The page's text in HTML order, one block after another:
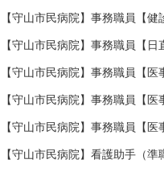
【守山市民病院】事務職員【
【守山市民病院】事務職員【
【守山市民病院】事務職員【
【守山市民病院】事務職員【
【守山市民病院】事務職員【
【守山市民病院】看護助手（